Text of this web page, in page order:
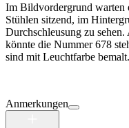
Im Bildvordergrund warten
Stühlen sitzend, im
Durchschleusung zu
könnte die Nummer 678
sind mit Leuchtfarbe bemalt.
Anmerkungen